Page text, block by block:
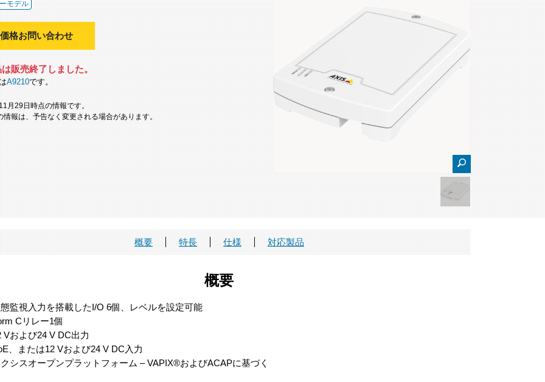
モデル
価格お問い合わせ
販売終了しました。
A9210です。
月29日時点の情報です。
情報は、予告なく変更される場合があります。
概要 特長 仕様 対応製品
概要
監視入力を搭載したI/O 6個、レベルを設定可能
Cリレー1個
Vおよび24 V DC出力
、または12 Vおよび24 V DC入力
シスオープンプラットフォーム – VAPIX®およびACAPに基づく